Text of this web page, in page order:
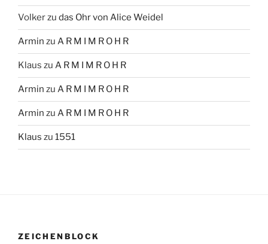
Volkerzu das Ohr von Alice Weidel
Armin zu A R M I M R O H R
Klaus zu A R M I M R O H R
Armin zu A R M I M R O H R
Armin zu A R M I M R O H R
Klaus zu 1551
ZEICHENBLOCK